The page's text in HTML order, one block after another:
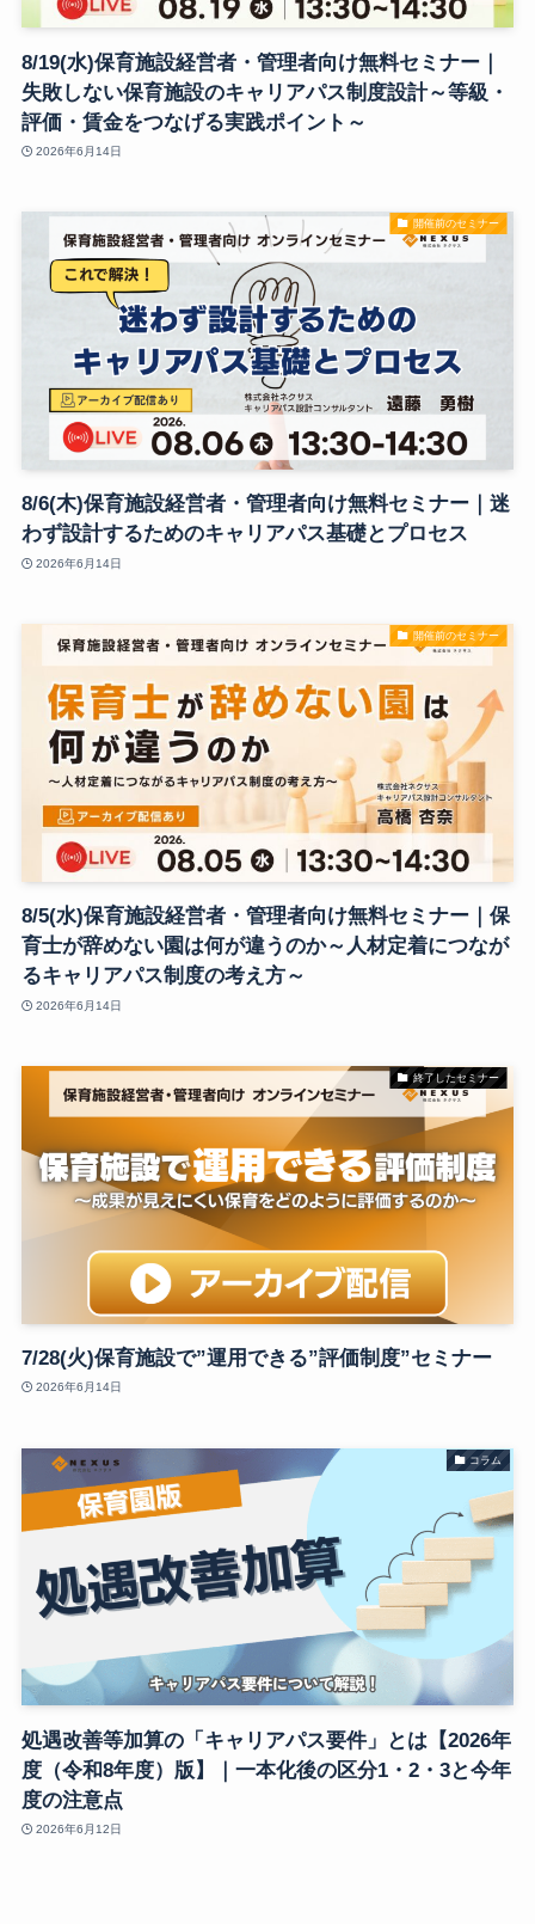
8/19(水)保育施設経営者・管理者向け無料セミナー｜
失敗しない保育施設のキャリアパス制度設計～等級・
評価・賃金をつなげる実践ポイント～
2026年6月14日
開催前のセミナー
8/6(木)保育施設経営者・管理者向け無料セミナー｜迷
わず設計するためのキャリアパス基礎とプロセス
2026年6月14日
開催前のセミナー
8/5(水)保育施設経営者・管理者向け無料セミナー｜保
育士が辞めない園は何が違うのか～人材定着につなが
るキャリアパス制度の考え方～
2026年6月14日
終了したセミナー
7/28(火)保育施設で”運用できる”評価制度”セミナー
2026年6月14日
コラム
処遇改善等加算の「キャリアパス要件」とは【2026年
度（令和8年度）版】｜一本化後の区分1・2・3と今年
度の注意点
2026年6月12日